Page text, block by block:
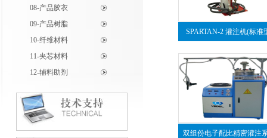
08-产品胶衣
09-产品树脂
10-纤维材料
11-夹芯材料
12-辅料助剂
SPARTAN-2 灌注机(标准
双组份电子配比精密灌注